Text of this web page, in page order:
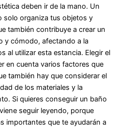
deben ir de la mano. Un
solo organiza tus objetos y
también contribuye a crear un
y cómodo, afectando a la
al utilizar esta estancia. Elegir el
en cuenta varios factores que
también hay que considerar el
de los materiales y la
Si quieres conseguir un baño
seguir leyendo, porque
importantes que te ayudarán a